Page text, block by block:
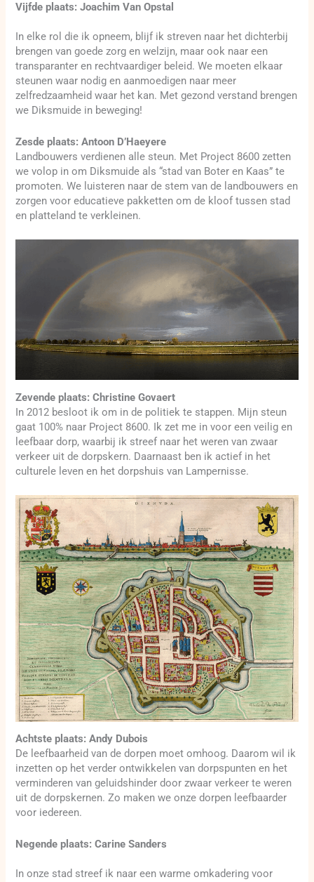
Vijfde plaats: Joachim Van Opstal
In elke rol die ik opneem, blijf ik streven naar het dichterbij
brengen van goede zorg en welzijn, maar ook naar een
transparanter en rechtvaardiger beleid. We moeten elkaar
steunen waar nodig en aanmoedigen naar meer
zelfredzaamheid waar het kan. Met gezond verstand brengen
we Diksmuide in beweging!
Zesde plaats: Antoon D’Haeyere
Landbouwers verdienen alle steun. Met Project 8600 zetten
we volop in om Diksmuide als “stad van Boter en Kaas” te
promoten. We luisteren naar de stem van de landbouwers en
zorgen voor educatieve pakketten om de kloof tussen stad
en platteland te verkleinen.
Zevende plaats: Christine Govaert
In 2012 besloot ik om in de politiek te stappen. Mijn steun
gaat 100% naar Project 8600. Ik zet me in voor een veilig en
leefbaar dorp, waarbij ik streef naar het weren van zwaar
verkeer uit de dorpskern. Daarnaast ben ik actief in het
culturele leven en het dorpshuis van Lampernisse.
Achtste plaats: Andy Dubois
De leefbaarheid van de dorpen moet omhoog. Daarom wil ik
inzetten op het verder ontwikkelen van dorpspunten en het
verminderen van geluidshinder door zwaar verkeer te weren
uit de dorpskernen. Zo maken we onze dorpen leefbaarder
voor iedereen.
Negende plaats: Carine Sanders
In onze stad streef ik naar een warme omkadering voor